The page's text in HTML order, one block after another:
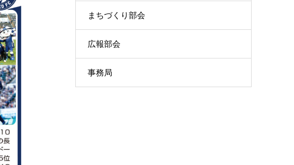
まちづくり部会
広報部会
事務局